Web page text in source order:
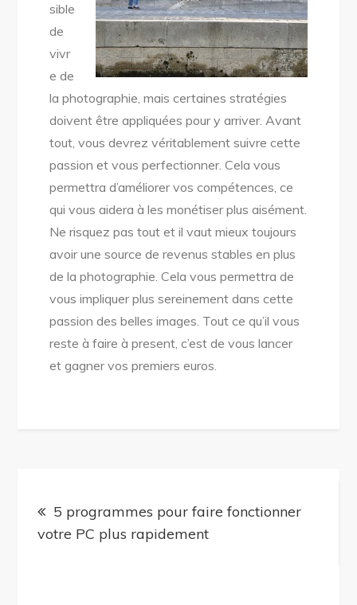
sible
de
vivr
e de
la photographie, mais certaines stratégies
doivent être appliquées pour y arriver. Avant
tout, vous devrez véritablement suivre cette
passion et vous perfectionner. Cela vous
permettra d’améliorer vos compétences, ce
qui vous aidera à les monétiser plus aisément.
Ne risquez pas tout et il vaut mieux toujours
avoir une source de revenus stables en plus
de la photographie. Cela vous permettra de
vous impliquer plus sereinement dans cette
passion des belles images. Tout ce qu’il vous
reste à faire à present, c’est de vous lancer
et gagner vos premiers euros.
Navigation
de
5 programmes pour faire fonctionner
votre PC plus rapidement